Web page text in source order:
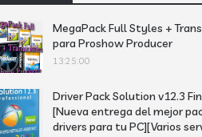
MegaPack Full Styles +
para Proshow Producer
13:25:00
Driver Pack Solution v12.3
[Nueva entrega del mejor
drivers para tu PC][Varios